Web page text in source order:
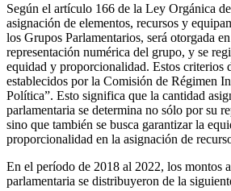
Según el artículo 166 de la Ley Orgánica
asignación de elementos, recursos y
los Grupos Parlamentarios, será otorgada
representación numérica del grupo, y se
equidad y proporcionalidad. Estos criterios
establecidos por la Comisión de Régimen
Política”. Esto significa que la cantidad
parlamentaria se determina no sólo por su
sino que también se busca garantizar la
proporcionalidad en la asignación de
En el período de 2018 al 2022, los montos
parlamentaria se distribuyeron de la